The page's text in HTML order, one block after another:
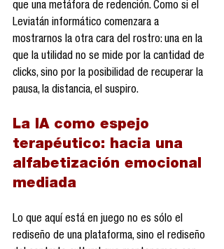
que una metáfora de redención. Como si el
Leviatán informático comenzara a
mostrarnos la otra cara del rostro: una en la
que la utilidad no se mide por la cantidad de
clicks, sino por la posibilidad de recuperar la
pausa, la distancia, el suspiro.
La IA como espejo
terapéutico: hacia una
alfabetización emocional
mediada
Lo que aquí está en juego no es sólo el
rediseño de una plataforma, sino el rediseño